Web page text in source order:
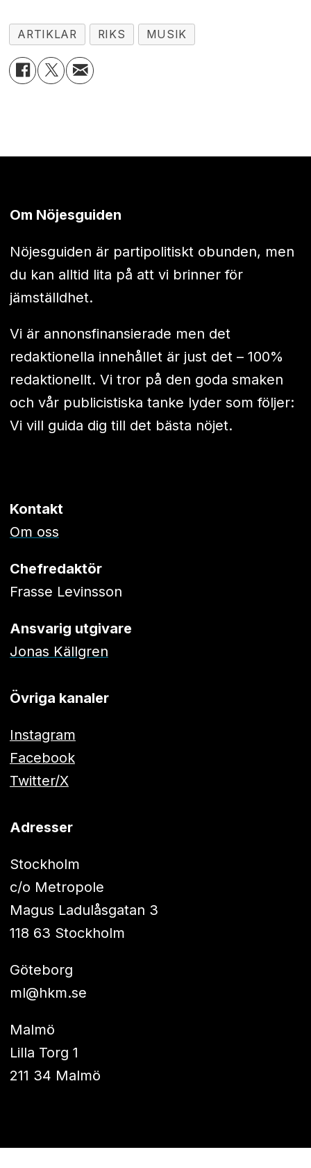
ARTIKLAR RIKS MUSIK
Om Nöjesguiden
Nöjesguiden är partipolitiskt obunden, men
du kan alltid lita på att vi brinner för
jämställdhet.
Vi är annonsfinansierade men det
redaktionella innehållet är just det – 100%
redaktionellt. Vi tror på den goda smaken
och vår publicistiska tanke lyder som följer:
Vi vill guida dig till det bästa nöjet.
Kontakt
Om oss
Chefredaktör
Frasse Levinsson
Ansvarig utgivare
Jonas Källgren
Övriga kanaler
Instagram
Facebook
Twitter/X
Adresser
Stockholm
c/o Metropole
Magus Ladulåsgatan 3
118 63 Stockholm
Göteborg
ml@hkm.se
Malmö
Lilla Torg 1
211 34 Malmö